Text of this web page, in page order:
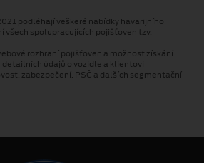
podléhají veškeré nabídky havarijního
všech spolupracujících pojišťoven tzv.
rozhraní pojišťoven a možnost získání
údajů o vozidle a klientovi
zabezpečení, PSČ a dalších segmentační